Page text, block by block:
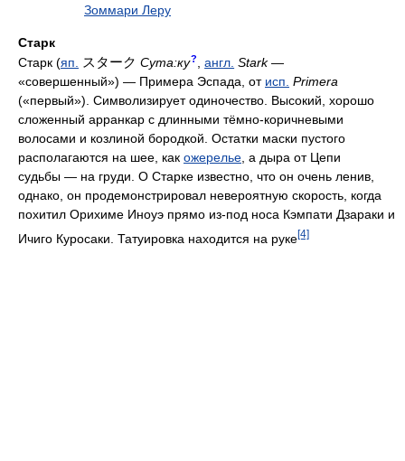
Зоммари Леру
Старк
Старк (яп. スターク Сута:ку?,англ. Stark—
«совершенный») — Примера Эспада, от исп. Primera
(«первый»). Символизирует одиночество. Высокий, хорошо
сложенный арранкар с длинными тёмно-коричневыми
волосами и козлиной бородкой. Остатки маски пустого
располагаются на шее, как ожерелье, а дыра от Цепи
судьбы — на груди. О Старке известно, что он очень ленив,
однако, он продемонстрировал невероятную скорость, когда
похитил Орихиме Иноуэ прямо из-под носа Кэмпати Дзараки и
Ичиго Куросаки. Татуировка находится на руке[4]